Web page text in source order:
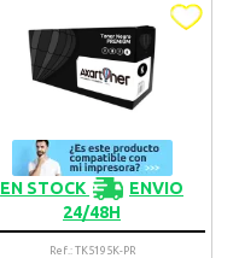
EN STOCK
ENVIO
24/48H
Ref.: TK5195K-PR